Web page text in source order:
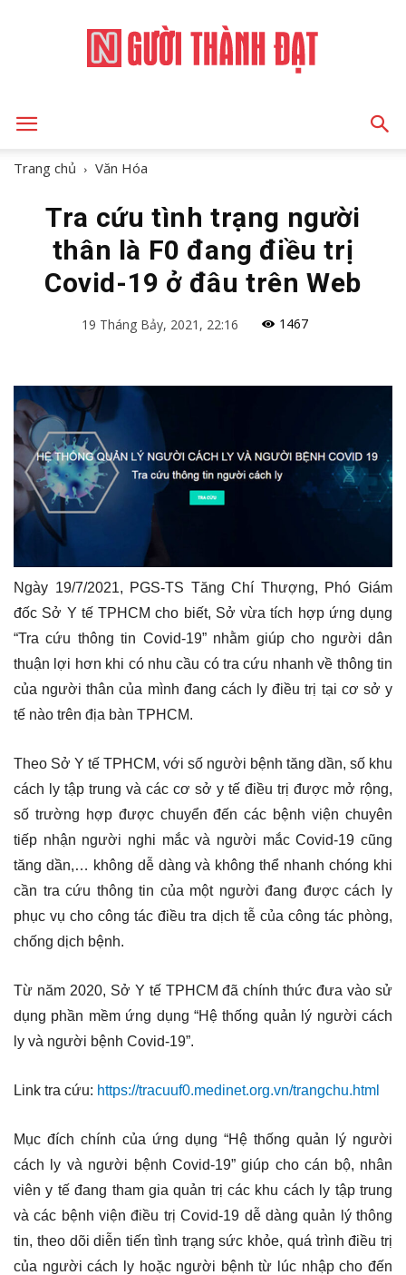
THÀNH
Trang chủ Văn Hóa
Tra cứu tình trạng người
thân là F0 đang điều trị
Covid-19 ở đâu trên Web
19 Tháng Bảy, 2021, 22:16 1467
Ngày 19/7/2021, PGS-TS Tăng Chí Thượng, Phó Giám
đốc Sở Y tế TPHCM cho biết, Sở vừa tích hợp ứng dụng
“Tra cứu thông tin Covid-19” nhằm giúp cho người dân
thuận lợi hơn khi có nhu cầu có tra cứu nhanh về thông tin
của người thân của mình đang cách ly điều trị tại cơ sở y
tế nào trên địa bàn TPHCM.
Theo Sở Y tế TPHCM, với số người bệnh tăng dần, số khu
cách ly tập trung và các cơ sở y tế điều trị được mở rộng,
số trường hợp được chuyển đến các bệnh viện chuyên
tiếp nhận người nghi mắc và người mắc Covid-19 cũng
tăng dần,… không dễ dàng và không thể nhanh chóng khi
cần tra cứu thông tin của một người đang được cách ly
phục vụ cho công tác điều tra dịch tễ của công tác phòng,
chống dịch bệnh.
Từ năm 2020, Sở Y tế TPHCM đã chính thức đưa vào sử
dụng phần mềm ứng dụng “Hệ thống quản lý người cách
ly và người bệnh Covid-19”.
Link tra cứu: https://tracuuf0.medinet.org.vn/trangchu.html
Mục đích chính của ứng dụng “Hệ thống quản lý người
cách ly và người bệnh Covid-19” giúp cho cán bộ, nhân
viên y tế đang tham gia quản trị các khu cách ly tập trung
và các bệnh viện điều trị Covid-19 dễ dàng quản lý thông
tin, theo dõi diễn tiến tình trạng sức khỏe, quá trình điều trị
của người cách ly hoặc người bệnh từ lúc nhập cho đến